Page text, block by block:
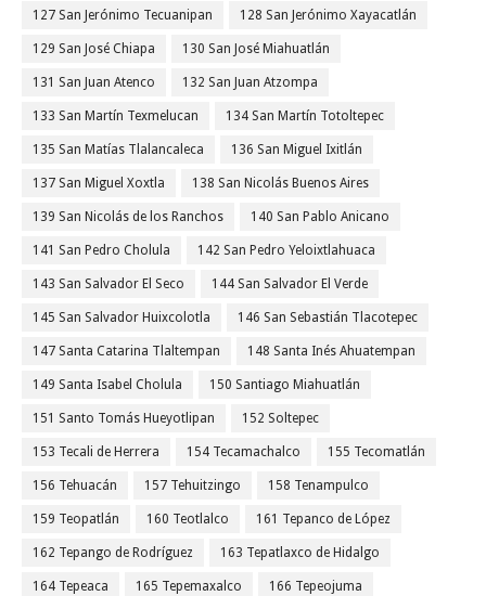
127 San Jerónimo Tecuanipan 128 San Jerónimo Xayacatlán
129 San José Chiapa 130 San José Miahuatlán
131 San Juan Atenco 132 San Juan Atzompa
133 San Martín Texmelucan 134 San Martín Totoltepec
135 San Matías Tlalancaleca 136 San Miguel Ixitlán
137 San Miguel Xoxtla 138 San Nicolás Buenos Aires
139 San Nicolás de los Ranchos 140 San Pablo Anicano
141 San Pedro Cholula 142 San Pedro Yeloixtlahuaca
143 San Salvador El Seco 144 San Salvador El Verde
145 San Salvador Huixcolotla 146 San Sebastián Tlacotepec
147 Santa Catarina Tlaltempan 148 Santa Inés Ahuatempan
149 Santa Isabel Cholula 150 Santiago Miahuatlán
151 Santo Tomás Hueyotlipan 152 Soltepec
153 Tecali de Herrera 154 Tecamachalco 155 Tecomatlán
156 Tehuacán 157 Tehuitzingo 158 Tenampulco
159 Teopatlán 160 Teotlalco 161 Tepanco de López
162 Tepango de Rodríguez 163 Tepatlaxco de Hidalgo
164 Tepeaca 165 Tepemaxalco 166 Tepeojuma